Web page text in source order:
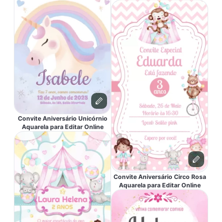
Convite Aniversário Unicórnio
Aquarela para Editar Online
Convite Aniversário Circo Rosa
Aquarela para Editar Online